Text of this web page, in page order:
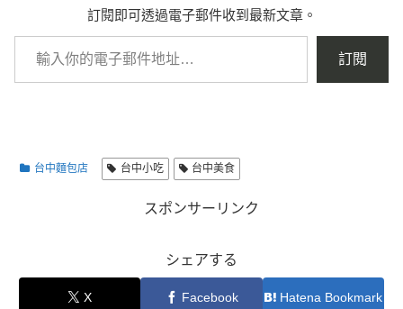
訂閱即可透過電子郵件收到最新文章。
訂閱
台中麵包店 台中小吃 台中美食
スポンサーリンク
シェアする
X Facebook Hatena Bookmark